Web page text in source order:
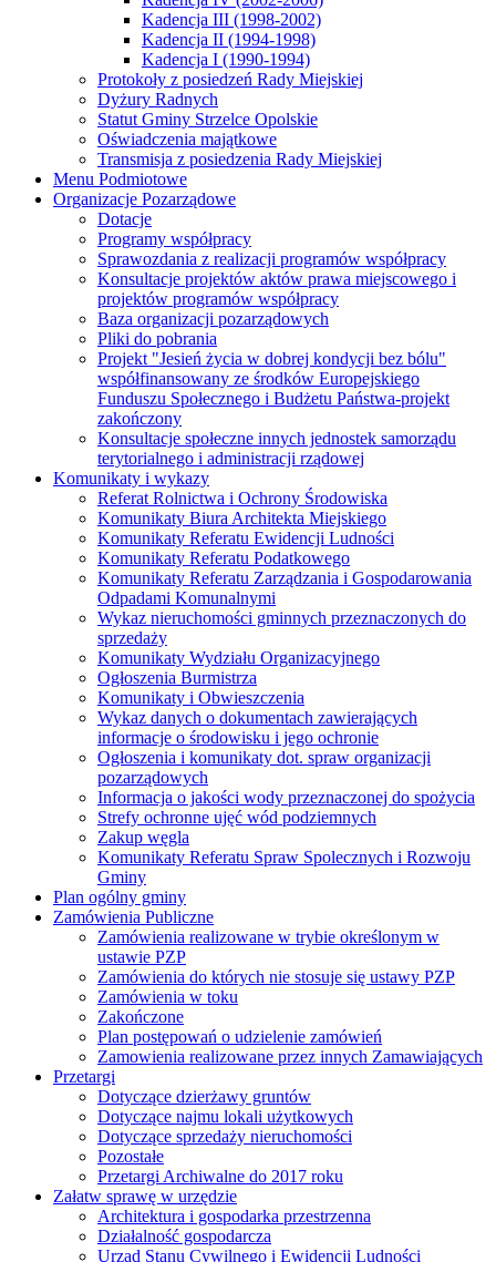
Kadencja III (1998-2002)
Kadencja II (1994-1998)
Kadencja I (1990-1994)
Protokoły z posiedzeń Rady Miejskiej
Dyżury Radnych
Statut Gminy Strzelce Opolskie
Oświadczenia majątkowe
Transmisja z posiedzenia Rady Miejskiej
Menu Podmiotowe
Organizacje Pozarządowe
Dotacje
Programy współpracy
Sprawozdania z realizacji programów współpracy
Konsultacje projektów aktów prawa miejscowego i
projektów programów współpracy
Baza organizacji pozarządowych
Pliki do pobrania
Projekt "Jesień życia w dobrej kondycji bez bólu"
współfinansowany ze środków Europejskiego
Funduszu Społecznego i Budżetu Państwa-projekt
zakończony
Konsultacje społeczne innych jednostek samorządu
terytorialnego i administracji rządowej
Komunikaty i wykazy
Referat Rolnictwa i Ochrony Środowiska
Komunikaty Biura Architekta Miejskiego
Komunikaty Referatu Ewidencji Ludności
Komunikaty Referatu Podatkowego
Komunikaty Referatu Zarządzania i Gospodarowania
Odpadami Komunalnymi
Wykaz nieruchomości gminnych przeznaczonych do
sprzedaży
Komunikaty Wydziału Organizacyjnego
Ogłoszenia Burmistrza
Komunikaty i Obwieszczenia
Wykaz danych o dokumentach zawierających
informacje o środowisku i jego ochronie
Ogłoszenia i komunikaty dot. spraw organizacji
pozarządowych
Informacja o jakości wody przeznaczonej do spożycia
Strefy ochronne ujęć wód podziemnych
Zakup węgla
Komunikaty Referatu Spraw Spolecznych i Rozwoju
Gminy
Plan ogólny gminy
Zamówienia Publiczne
Zamówienia realizowane w trybie określonym w
ustawie PZP
Zamówienia do których nie stosuje się ustawy PZP
Zamówienia w toku
Zakończone
Plan postępowań o udzielenie zamówień
Zamowienia realizowane przez innych Zamawiających
Przetargi
Dotyczące dzierżawy gruntów
Dotyczące najmu lokali użytkowych
Dotyczące sprzedaży nieruchomości
Pozostałe
Przetargi Archiwalne do 2017 roku
Załatw sprawę w urzędzie
Architektura i gospodarka przestrzenna
Działalność gospodarcza
Urząd Stanu Cywilnego i Ewidencji Ludności